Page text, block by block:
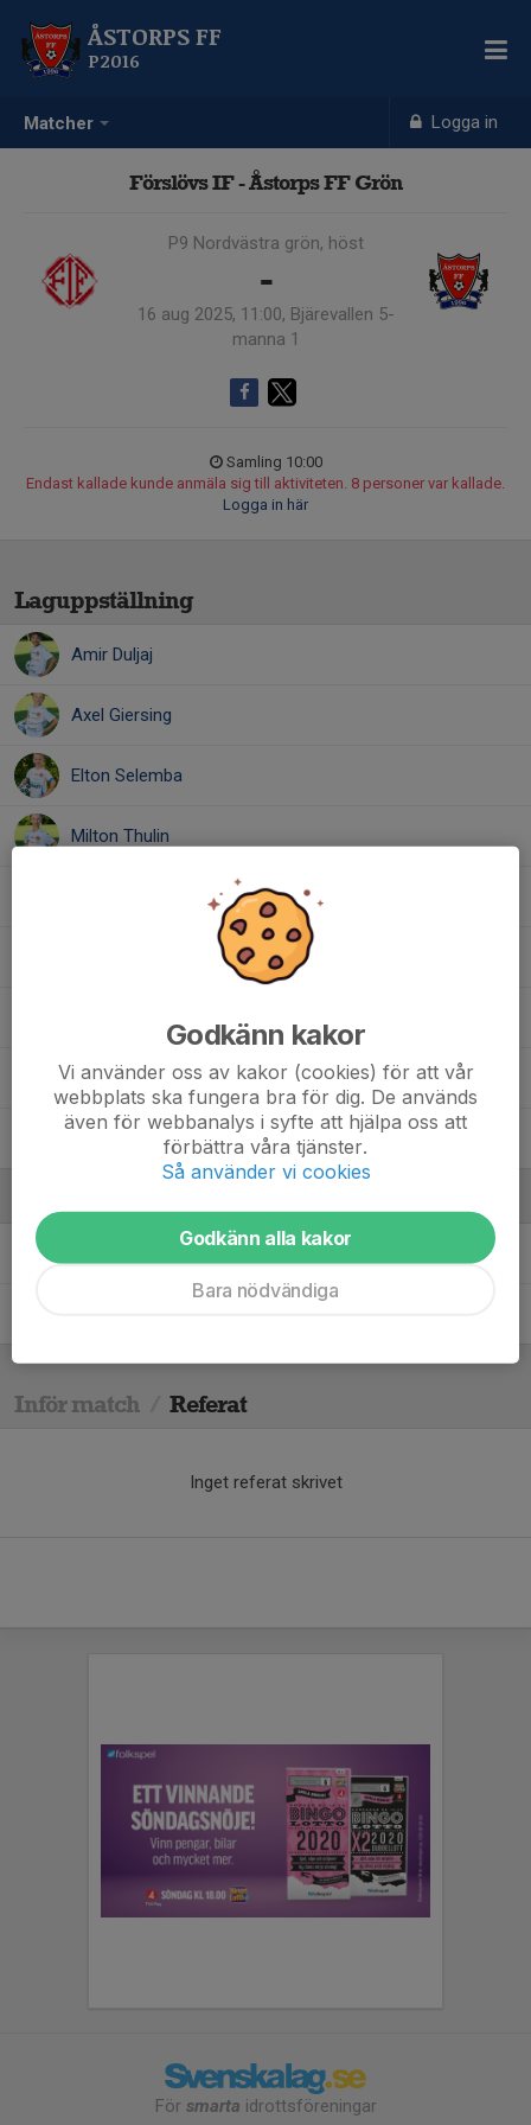
Matcher Logga in
ÅSTORPS FF
P2016
Förslövs IF - Åstorps FF Grön
P9 Nordvästra grön, höst
-
16 aug 2025, 11:00, Bjärevallen 5-
manna 1
Samling 10:00
Endast kallade kunde anmäla sig till aktiviteten. 8 personer var kallade.
Logga in här
Laguppställning
Amir Duljaj
Axel Giersing
Elton Selemba
Milton Thulin
Tyler Fredriksson
William Borgström
Inför match Referat
Inget referat skrivet
För smarta idrottsföreningar
Godkänn kakor
Vi använder oss av kakor (cookies) för att vår
webbplats ska fungera bra för dig. De används
även för webbanalys i syfte att hjälpa oss att
förbättra våra tjänster.
Så använder vi cookies
Godkänn alla kakor
Bara nödvändiga